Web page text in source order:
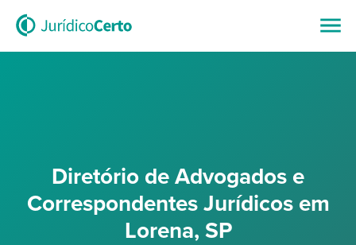
Diretório de Advogados e
Correspondentes Jurídicos em
Lorena, SP